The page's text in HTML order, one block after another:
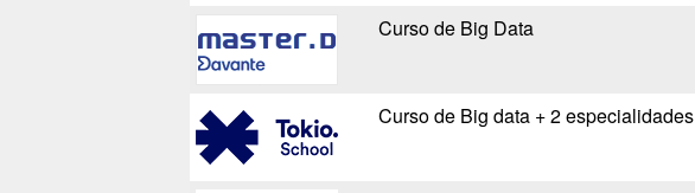
Curso de Big Data
Curso de Big data + 2 especialidades